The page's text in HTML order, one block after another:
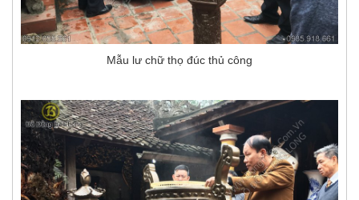
Mẫu lư chữ thọ đúc thủ công